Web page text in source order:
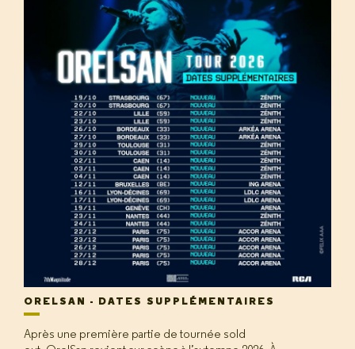
ORELSAN - DATES SUPPLÉMENTAIRES
Après une première partie de tournée sold